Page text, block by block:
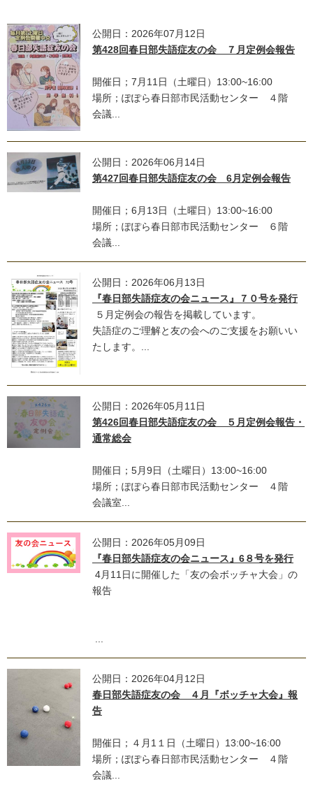
公開日：2026年07月12日
第428回春日部失語症友の会 ７月定例会報告
開催日；7月11日（土曜日）13:00~16:00
場所；ぽぽら春日部市民活動センター ４階
会議...
公開日：2026年06月14日
第427回春日部失語症友の会 6月定例会報告
開催日；6月13日（土曜日）13:00~16:00
場所；ぽぽら春日部市民活動センター ６階
会議...
公開日：2026年06月13日
『春日部失語症友の会ニュース』７０号を発行
５月定例会の報告を掲載しています。
失語症のご理解と友の会へのご支援をお願いい
たします。...
公開日：2026年05月11日
第426回春日部失語症友の会 ５月定例会報告・
通常総会
開催日；5月9日（土曜日）13:00~16:00
場所；ぽぽら春日部市民活動センター ４階
会議室...
公開日：2026年05月09日
『春日部失語症友の会ニュース』6８号を発行
4月11日に開催した「友の会ボッチャ大会」の
報告
公開日：2026年04月12日
春日部失語症友の会 ４月『ボッチャ大会』報
告
開催日；４月1１日（土曜日）13:00~16:00
場所；ぽぽら春日部市民活動センター ４階
会議...